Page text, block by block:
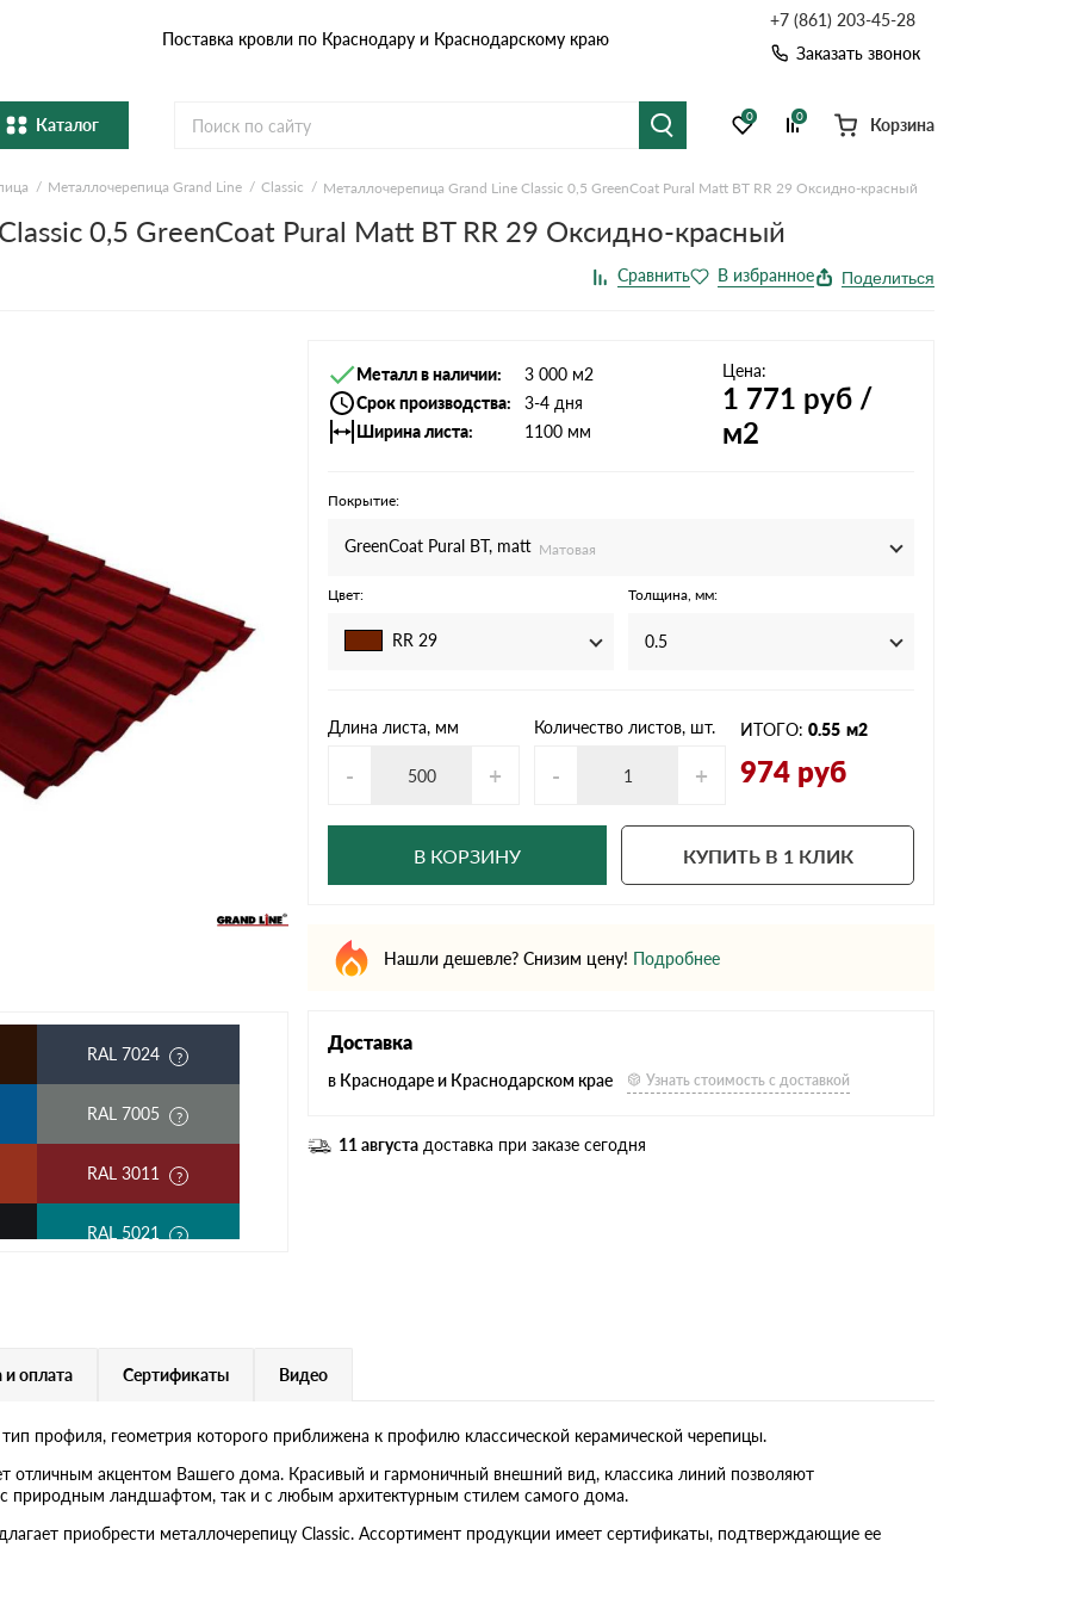
Поставка кровли по Краснодару и Краснодарскому краю
+7 (861) 203-45-28
Заказать звонок
Каталог
Металлочерепица Гибкая черепица Рулонная кровля
Ондулин Смарт
0 0 Корзина
Металлочерепица Grand Line Classic Металлочерепица Grand Line Classic 0,5 GreenCoat Pural Matt BT RR 29 Оксидно-красный
0,5 GreenCoat Pural Matt BT RR 29 Оксидно-красный
Поделиться
RAL 7024
RAL 7005
RAL 3011
RAL 5021
RAL 9003
RR 11
Металл в наличии
3 000 м2
Срок производства
3-4 дня
Ширина листа
1100 мм
Цена:
1 771 руб /
м2
Покрытие:
GreenCoat Pural BT, matt Матовая
Цвет:
RR 29
Толщина, мм:
0.5
Длина листа, мм
- +
Количество листов, шт.
- +
ИТОГО: 0.55 м2
974 руб
В КОРЗИНУ КУПИТЬ В 1 КЛИК
Нашли дешевле? Снизим цену! Подробнее
Доставка
в Краснодаре и Краснодарском крае Узнать стоимость с доставкой
11 августа доставка при заказе сегодня
и оплата Сертификаты Видео
профиля, геометрия которого приближена к профилю классической керамической черепицы.
отличным акцентом Вашего дома. Красивый и гармоничный внешний вид, классика линий позволяют
с природным ландшафтом, так и с любым архитектурным стилем самого дома.
приобрести металлочерепицу Classic. Ассортимент продукции имеет сертификаты, подтверждающие ее